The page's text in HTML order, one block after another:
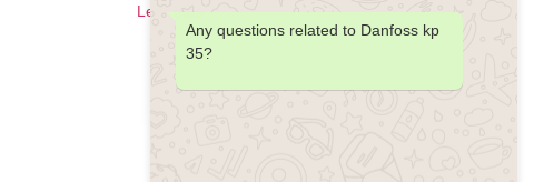
Leer más
Any questions related to Danfoss kp
35?